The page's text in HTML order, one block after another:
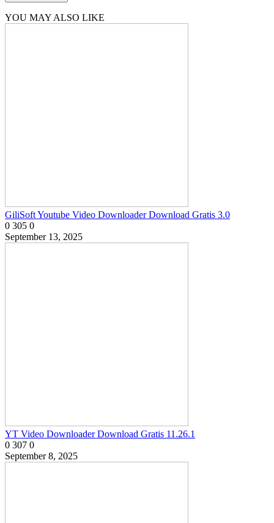
YOU MAY ALSO LIKE
GiliSoft Youtube Video Downloader Download Gratis 3.0
0 305 0
September 13, 2025
YT Video Downloader Download Gratis 11.26.1
0 307 0
September 8, 2025